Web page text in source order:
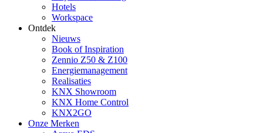
Hotels
Workspace
Ontdek
Nieuws
Book of Inspiration
Zennio Z50 & Z100
Energiemanagement
Realisaties
KNX Showroom
KNX Home Control
KNX2GO
Onze Merken